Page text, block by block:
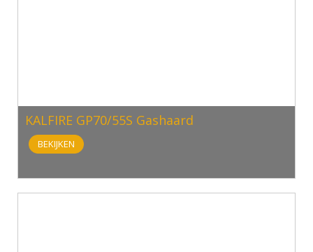
KALFIRE GP70/55S Gashaard
BEKIJKEN